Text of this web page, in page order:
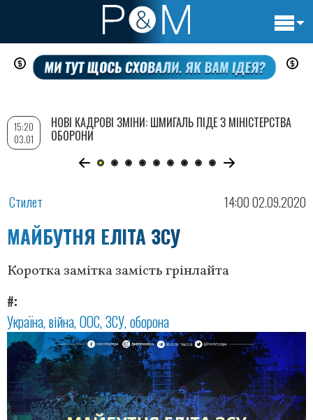
Перейти
до
вмісту
Стилет 14:00 02.09.2020
МАЙБУТНЯ ЕЛІТА ЗСУ
Коротка замітка замість грінлайта
#
Україна війна ООС ЗСУ оборона
15:20
03.01
НОВІ КАДРОВІ ЗМІНИ: ШМИГАЛЬ ПІДЕ З МІНІСТЕРСТВА
ОБОРОНИ